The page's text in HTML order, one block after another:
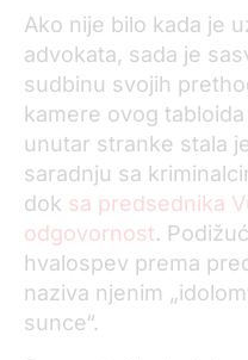
Ako nije bilo kada je
advokata, sada je
sudbinu svojih
kamere ovog
unutar stranke stala
saradnju sa
dok sa predsednika
odgovornost.
hvalospev prema
naziva njenim
sunce“.